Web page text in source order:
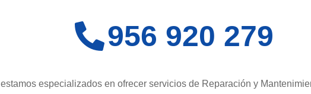
956 920 279
estamos especializados en ofrecer servicios de Reparación y